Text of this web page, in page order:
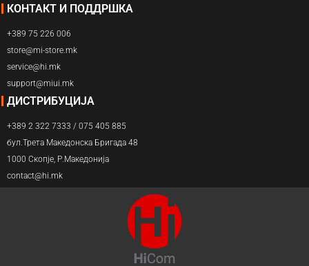
КОНТАКТ И ПОДДРШКА
+389 75 226 006
store@mi-store.mk
service@hi.mk
support@miui.mk
ДИСТРИБУЦИЈА
+389 2 322 7333 / 075 405 885
бул.Трета Македонска Бригада 48
1000 Скопје, Р.Македонија
contact@hi.mk